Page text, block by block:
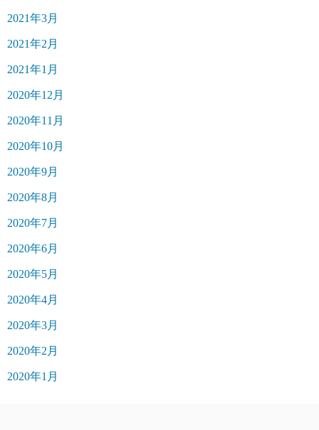
2021年3月
2021年2月
2021年1月
2020年12月
2020年11月
2020年10月
2020年9月
2020年8月
2020年7月
2020年6月
2020年5月
2020年4月
2020年3月
2020年2月
2020年1月